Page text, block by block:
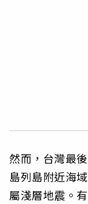
然而，台灣最
島列島附近海
屬淺層地震。